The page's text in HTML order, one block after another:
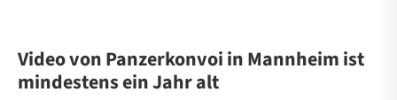
Video von Panzerkonvoi in Mannheim ist
mindestens ein Jahr alt